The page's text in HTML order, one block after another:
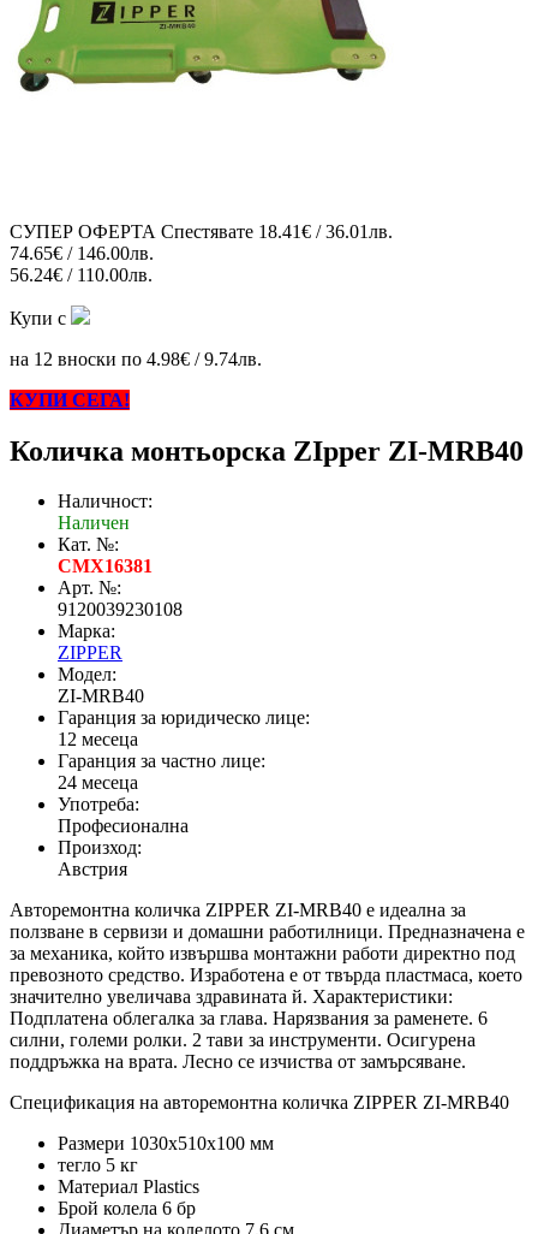
СУПЕР ОФЕРТА Спестявате 18.41€ / 36.01лв.
74.65€ / 146.00лв.
56.24€ / 110.00лв.
Купи с
на 12 вноски по 4.98€ / 9.74лв.
КУПИ СЕГА!
Количка монтьорска ZIpper ZI-MRB40
Наличност:
Наличен
Кат. №:
CMX16381
Арт. №:
9120039230108
Марка:
ZIPPER
Модел:
ZI-MRB40
Гаранция за юридическо лице:
12 месеца
Гаранция за частно лице:
24 месеца
Употреба:
Професионална
Произход:
Австрия
Авторемонтна количка ZIPPER ZI-MRB40 е идеална за
ползване в сервизи и домашни работилници. Предназначена е
за механика, който извършва монтажни работи директно под
превозното средство. Изработена е от твърда пластмаса, което
значително увеличава здравината й. Характеристики:
Подплатена облегалка за глава. Нарязвания за раменете. 6
силни, големи ролки. 2 тави за инструменти. Осигурена
поддръжка на врата. Лесно се изчиства от замърсяване.
Спецификация на авторемонтна количка ZIPPER ZI-MRB40
Размери 1030x510x100 мм
тегло 5 кг
Материал Plastics
Брой колела 6 бр